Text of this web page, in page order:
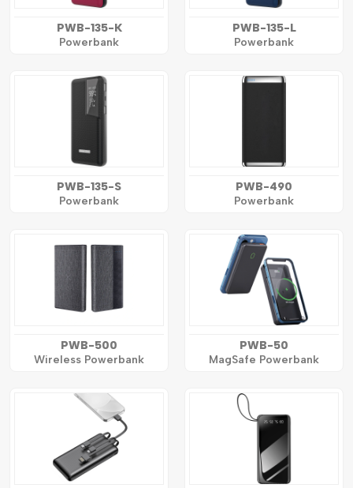
PWB-135-K
Powerbank
PWB-135-L
Powerbank
PWB-135-S
Powerbank
PWB-490
Powerbank
PWB-500
Wireless Powerbank
PWB-50
MagSafe Powerbank